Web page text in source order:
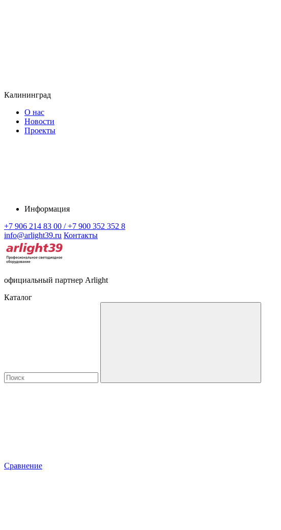
Калининград
О нас
Новости
Проекты
Информация
+7 906 214 83 00 / +7 900 352 352 8
info@arlight39.ru Контакты
официальный партнер Arlight
Каталог
Сравнение